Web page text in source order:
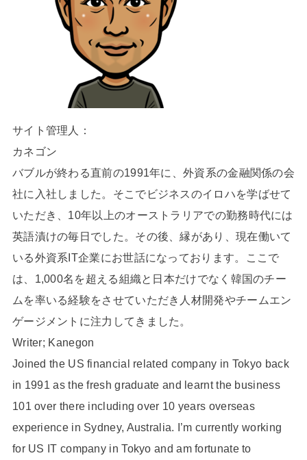
サイト管理人：
カネゴン
バブルが終わる直前の1991年に、外資系の金融関係の会
社に入社しました。そこでビジネスのイロハを学ばせて
いただき、10年以上のオーストラリアでの勤務時代には
英語漬けの毎日でした。その後、縁があり、現在働いて
いる外資系IT企業にお世話になっております。ここで
は、1,000名を超える組織と日本だけでなく韓国のチー
ムを率いる経験をさせていただき人材開発やチームエン
ゲージメントに注力してきました。
Writer; Kanegon
Joined the US financial related company in Tokyo back
in 1991 as the fresh graduate and learnt the business
101 over there including over 10 years overseas
experience in Sydney, Australia. I’m currently working
for US IT company in Tokyo and am fortunate to